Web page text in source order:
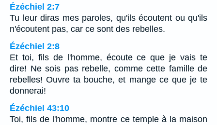
Ézéchiel 2:7
Tu leur diras mes paroles, qu'ils écoutent ou qu'ils
n'écoutent pas, car ce sont des rebelles.
Ézéchiel 2:8
Et toi, fils de l'homme, écoute ce que je vais te
dire! Ne sois pas rebelle, comme cette famille de
rebelles! Ouvre ta bouche, et mange ce que je te
donnerai!
Ézéchiel 43:10
Toi, fils de l'homme, montre ce temple à la maison